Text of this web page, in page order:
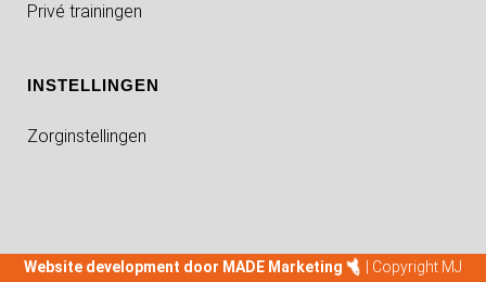
Privé trainingen
INSTELLINGEN
Zorginstellingen
Website development door MADE Marketing | Copyright MJ